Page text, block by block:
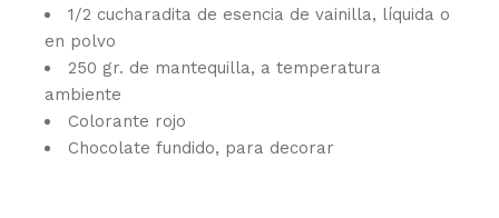
1/2 cucharadita de esencia de vainilla, líquida o
en polvo
250 gr. de mantequilla, a temperatura
ambiente
Colorante rojo
Chocolate fundido, para decorar